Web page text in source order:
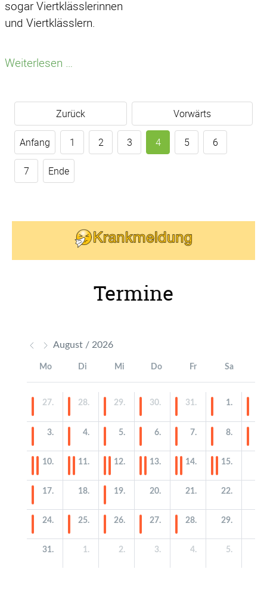
sogar Viertklässlerinnen
und Viertklässlern.
Weiterlesen …
Zurück Vorwärts
Anfang 1 2 3 4 5 6
7 Ende
Termine